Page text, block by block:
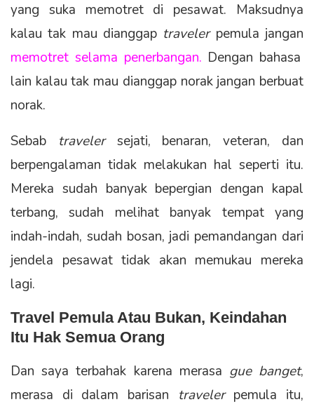
yang suka memotret di pesawat. Maksudnya
kalau tak mau dianggap travelerpemula jangan
memotret selama penerbangan. Dengan bahasa
lain kalau tak mau dianggap norak jangan berbuat
norak.
Sebab travelersejati, benaran, veteran, dan
berpengalaman tidak melakukan hal seperti itu.
Mereka sudah banyak bepergian dengan kapal
terbang, sudah melihat banyak tempat yang
indah-indah, sudah bosan, jadi pemandangan dari
jendela pesawat tidak akan memukau mereka
lagi.
Travel Pemula Atau Bukan, Keindahan
Itu Hak Semua Orang
Dan saya terbahak karena merasa gue banget,
merasa di dalam barisan travelerpemula itu,